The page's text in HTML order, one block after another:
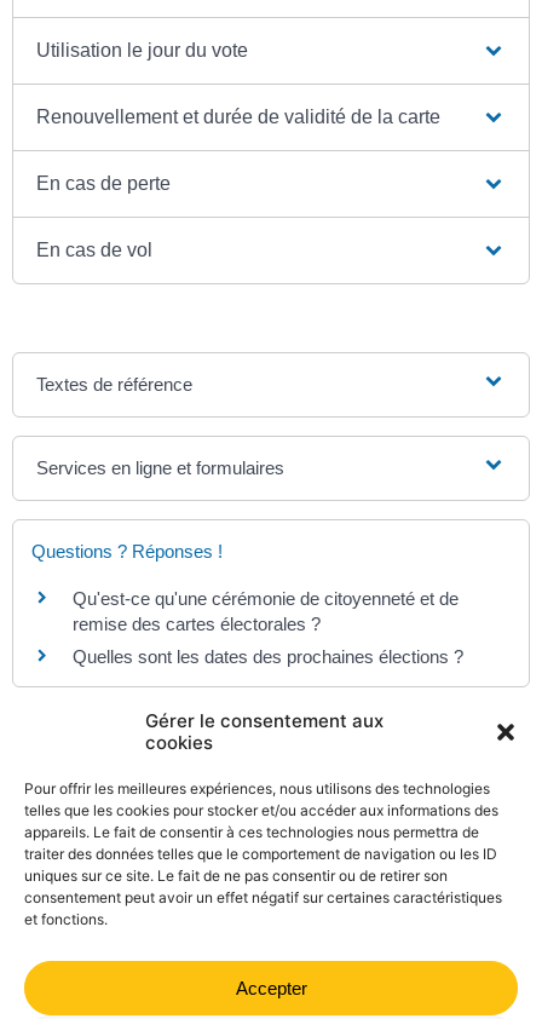
Gérer le consentement aux
cookies
Pour offrir les meilleures expériences, nous utilisons des technologies
telles que les cookies pour stocker et/ou accéder aux informations des
appareils. Le fait de consentir à ces technologies nous permettra de
traiter des données telles que le comportement de navigation ou les ID
uniques sur ce site. Le fait de ne pas consentir ou de retirer son
consentement peut avoir un effet négatif sur certaines caractéristiques
et fonctions.
Accepter
Utilisation le jour du vote
Renouvellement et durée de validité de la carte
En cas de perte
En cas de vol
Textes de référence
Services en ligne et formulaires
Questions ? Réponses !
Qu'est-ce qu'une cérémonie de citoyenneté et de
remise des cartes électorales ?
Quelles sont les dates des prochaines élections ?
Élections : papiers d'identité à présenter pour voter
Papiers - Citoyenneté - Élections
Que faire en cas de changement d'adresse ?
Papiers - Citoyenneté - Élections
© Direction de l'information légale et administrative
comarquage developpé par